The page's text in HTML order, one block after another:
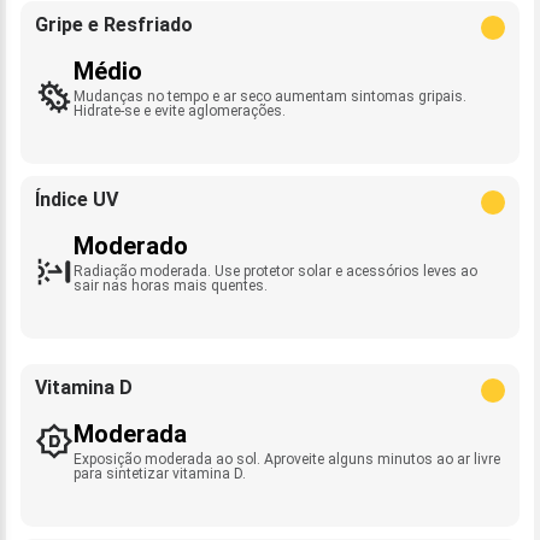
Gripe e Resfriado
Médio
Mudanças no tempo e ar seco aumentam sintomas gripais.
Hidrate-se e evite aglomerações.
Índice UV
Moderado
Radiação moderada. Use protetor solar e acessórios leves ao
sair nas horas mais quentes.
Vitamina D
Moderada
Exposição moderada ao sol. Aproveite alguns minutos ao ar livre
para sintetizar vitamina D.